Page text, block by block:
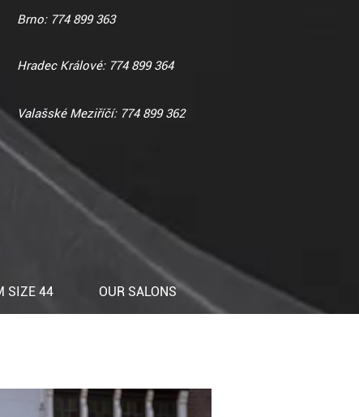
Brno: 774 899 363
Hradec Králové: 774 899 364
Valašské Meziříčí: 774 899 362
SIZE 44 OUR SALONS